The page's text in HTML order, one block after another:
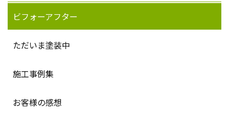
ビフォーアフター
ただいま塗装中
施工事例集
お客様の感想